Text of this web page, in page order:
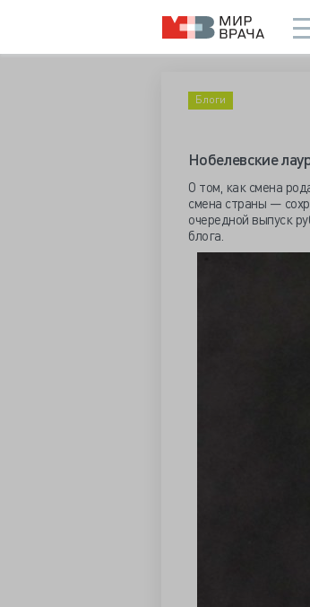
Блоги
Нобелевские
О том, как смена
смена страны —
очередной выпуск
блога.